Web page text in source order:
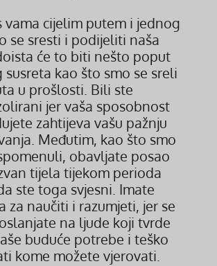
vama cijelim putem i jednog
se sresti i podijeliti naša
će to biti nešto poput
kao što smo se sreli
u prošlosti. Bili ste
jer vaša sposobnost
zahtijeva vašu pažnju
Međutim, kao što smo
obavljate posao
tijela tijekom perioda
ste toga svjesni. Imate
za naučiti i razumjeti, jer se
na ljude koji tvrde
buduće potrebe i teško
kome možete vjerovati.